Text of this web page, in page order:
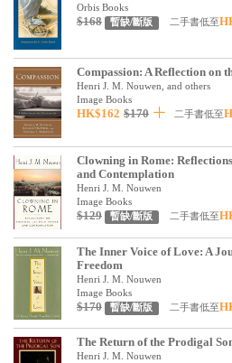
哲學／宗教比較
見證／傳記
文藝／勵志
童書
精選影音
其他
禮品專區
得獎作品推介
暢銷榜
中文二手書
英文二手書
Orbis Books
$168 暫缺/斷版 二手書低至
Compassion: A Reflection on
Henri J. M. Nouwen, and others
Image Books
HK$162 $170 二手書低至
Clowning in Rome:
and Contemplation
Henri J. M. Nouwen
Image Books
$129 暫缺/斷版 二手書低至
The Inner Voice of Love: A
Freedom
Henri J. M. Nouwen
Image Books
$170 暫缺/斷版 二手書低至
The Return of the Prodigal
Henri J. M. Nouwen